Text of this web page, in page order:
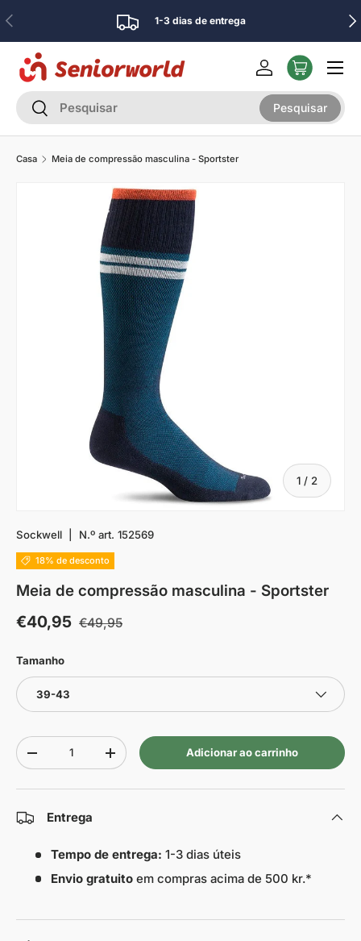
Ir para o conteúdo
Anterior 1-3 dias de entrega
Pesquisar
Pesquisar Pesquisar
Iniciar sessão
Casa Meia de compressão masculina - Sportster
1 / De
2
Sockwell N.º art. 152569
18% de desconto
Meia de compressão masculina - Sportster
€40,95 €49,95
Tamanho
39-43
Quantidade
-
+ Adicionar ao carrinho
Entrega
Tempo de entrega: 1-3 dias úteis
Envio gratuitoem compras acima de 500 kr.*